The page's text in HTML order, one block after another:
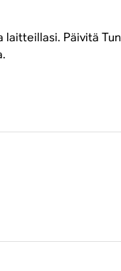
Päivitä